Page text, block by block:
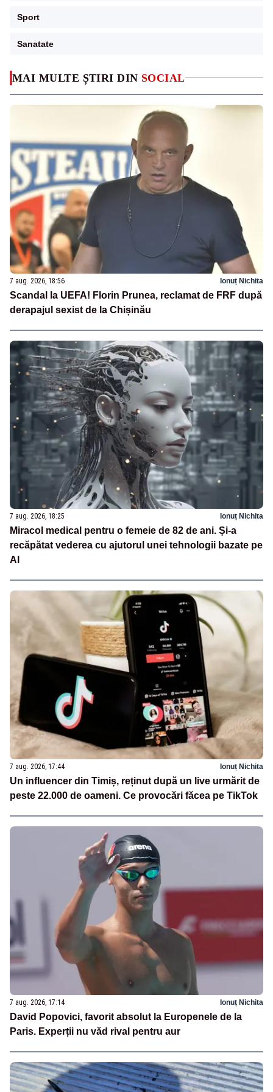
MAI MULTE ȘTIRI DIN SOCIAL
7 aug. 2026, 18:56 Ionuț Nichita
Scandal la UEFA! Florin Prunea, reclamat de FRF după
derapajul sexist de la Chișinău
7 aug. 2026, 18:25 Ionuț Nichita
Miracol medical pentru o femeie de 82 de ani. Și-a
recăpătat vederea cu ajutorul unei tehnologii bazate pe
AI
7 aug. 2026, 17:44 Ionuț Nichita
Un influencer din Timiș, reținut după un live urmărit de
peste 22.000 de oameni. Ce provocări făcea pe TikTok
7 aug. 2026, 17:14 Ionuț Nichita
David Popovici, favorit absolut la Europenele de la
Paris. Experții nu văd rival pentru aur
Sport
Sanatate